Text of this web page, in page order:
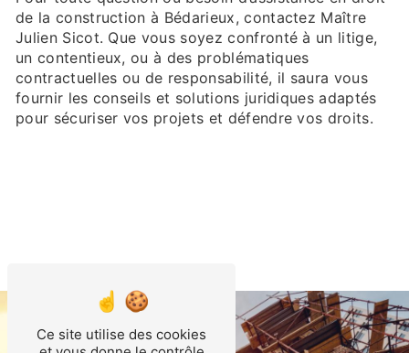
de la construction à Bédarieux, contactez Maître
Julien Sicot. Que vous soyez confronté à un litige,
un contentieux, ou à des problématiques
contractuelles ou de responsabilité, il saura vous
fournir les conseils et solutions juridiques adaptés
pour sécuriser vos projets et défendre vos droits.
Ce site utilise des cookies